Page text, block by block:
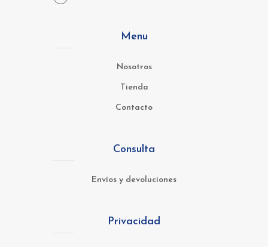
Menu
Nosotros
Tienda
Contacto
Consulta
Envíos y devoluciones
Privacidad